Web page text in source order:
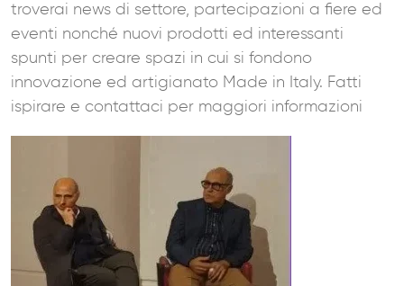
troverai news di settore, partecipazioni a fiere ed
eventi nonché nuovi prodotti ed interessanti
spunti per creare spazi in cui si fondono
innovazione ed artigianato Made in Italy. Fatti
ispirare e contattaci per maggiori informazioni